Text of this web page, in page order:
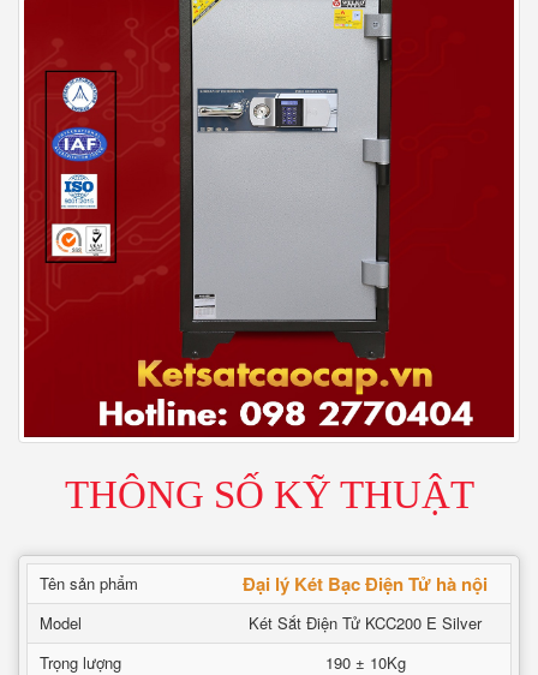
THÔNG SỐ KỸ THUẬT
Tên sản phẩm Đại lý Két Bạc Điện Tử hà nội
Model
Két Sắt Điện Tử KCC200 E Silver
Trọng lượng
190 ± 10Kg